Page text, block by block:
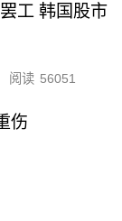
工 韩国股市
阅读 56051
伤